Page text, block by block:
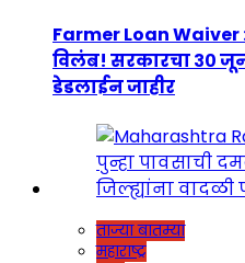
Farmer Loan Waiver
विलंब! सरकारचा ३०
डेडलाईन जाहीर
ताज्या बातम्या
महाराष्ट्र